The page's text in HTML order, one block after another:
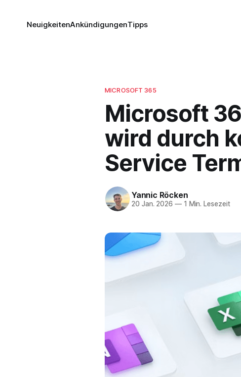
NeuigkeitenAnkündigungenTipps
MICROSOFT 365
Microsoft
wird durch
Service
Yannic Röcken
20 Jan. 2026 —1 Min. Lesezeit